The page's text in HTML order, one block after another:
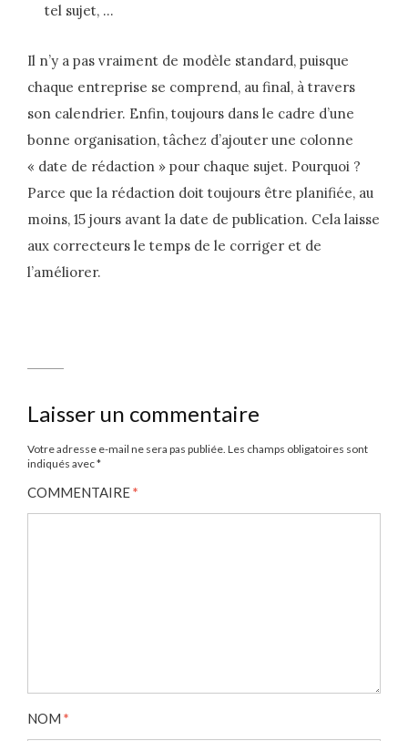
tel sujet, …
Il n’y a pas vraiment de modèle standard, puisque
chaque entreprise se comprend, au final, à travers
son calendrier. Enfin, toujours dans le cadre d’une
bonne organisation, tâchez d’ajouter une colonne
« date de rédaction » pour chaque sujet. Pourquoi ?
Parce que la rédaction doit toujours être planifiée, au
moins, 15 jours avant la date de publication. Cela laisse
aux correcteurs le temps de le corriger et de
l’améliorer.
Laisser un commentaire
Votre adresse e-mail ne sera pas publiée. Les champs obligatoires sont
indiqués avec*
COMMENTAIRE*
NOM *